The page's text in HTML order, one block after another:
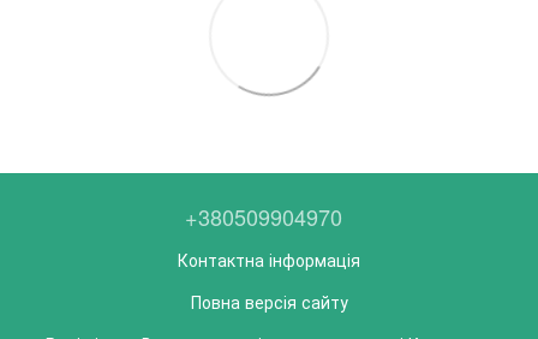
+380509904970
Контактна інформація
Повна версія сайту